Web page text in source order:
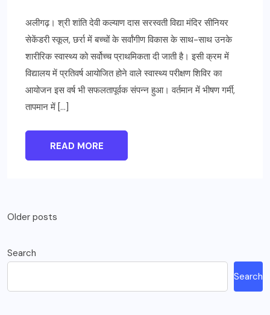
अलीगढ़। श्री शांति देवी कल्याण दास सरस्वती विद्या मंदिर सीनियर
सेकेंडरी स्कूल, छर्रा में बच्चों के सर्वांगीण विकास के साथ-साथ उनके
शारीरिक स्वास्थ्य को सर्वोच्च प्राथमिकता दी जाती है। इसी क्रम में
विद्यालय में प्रतिवर्ष आयोजित होने वाले स्वास्थ्य परीक्षण शिविर का
आयोजन इस वर्ष भी सफलतापूर्वक संपन्न हुआ। वर्तमान में भीषण गर्मी,
तापमान में […]
READ MORE
Older posts
Search
Search